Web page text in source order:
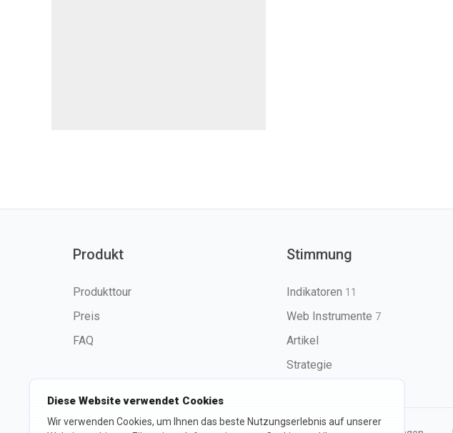
Diese Website verwendet Cookies
Wir verwenden Cookies, um Ihnen das beste Nutzungserlebnis auf unserer
Produkt
Produkttour
Preis
FAQ
Stimmung
Indikatoren 11
Web Instrumente 7
Artikel
Strategie